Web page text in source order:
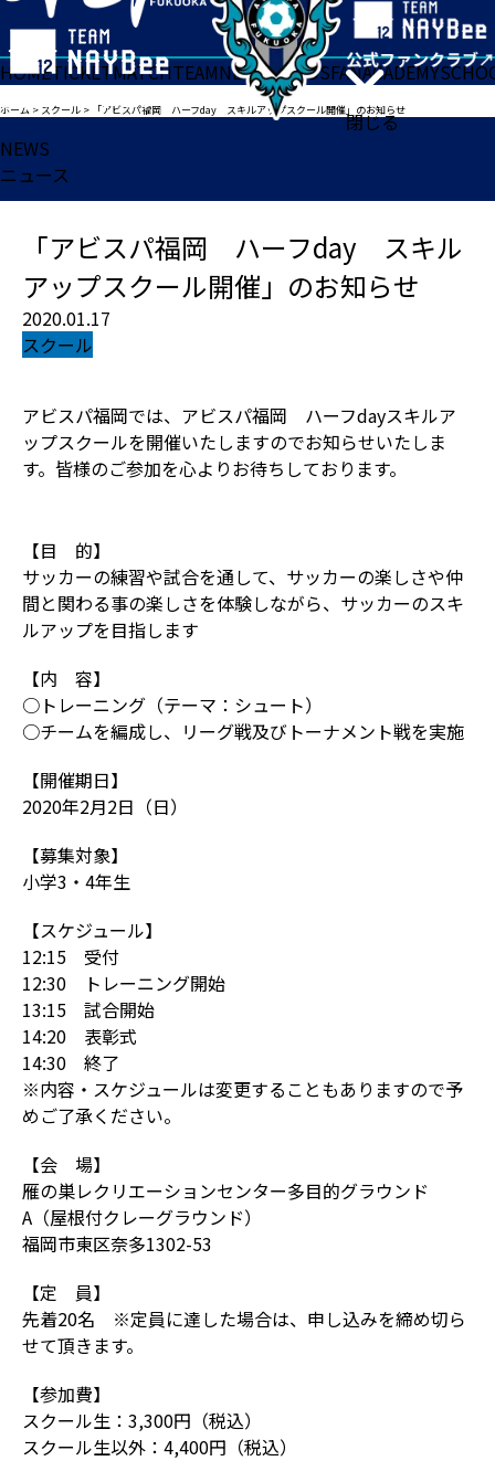
閉じる
HOMETICKETMATCHTEAMNEWSGOODSFANACADEMY
ホーム > スクール > 「アビスパ福岡 ハーフday スキルアップスクール開催」のお知らせ
NEWS
ニュース
「アビスパ福岡 ハーフday スキル
アップスクール開催」のお知らせ
2020.01.17
スクール
アビスパ福岡では、アビスパ福岡 ハーフdayスキルア
ップスクールを開催いたしますのでお知らせいたしま
す。皆様のご参加を心よりお待ちしております。
【目 的】
サッカーの練習や試合を通して、サッカーの楽しさや仲
間と関わる事の楽しさを体験しながら、サッカーのスキ
ルアップを目指します
【内 容】
○トレーニング（テーマ：シュート）
○チームを編成し、リーグ戦及びトーナメント戦を実施
【開催期日】
2020年2月2日（日）
【募集対象】
小学3・4年生
【スケジュール】
12:15 受付
12:30 トレーニング開始
13:15 試合開始
14:20 表彰式
14:30 終了
※内容・スケジュールは変更することもありますので予
めご了承ください。
【会 場】
雁の巣レクリエーションセンター多目的グラウンド
A（屋根付クレーグラウンド）
福岡市東区奈多1302-53
【定 員】
先着20名 ※定員に達した場合は、申し込みを締め切ら
せて頂きます。
【参加費】
スクール生：3,300円（税込）
スクール生以外：4,400円（税込）